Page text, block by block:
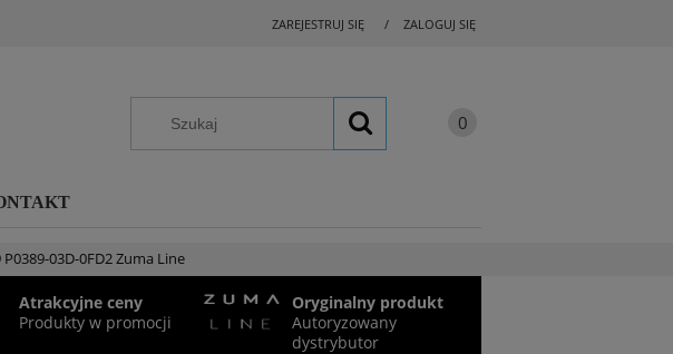
ZAREJESTRUJ SIĘ ZALOGUJ SIĘ
03D-0FD2 Zuma Line
Atrakcyjne ceny
Produkty w promocji
Oryginalny produkt
Autoryzowany
dystrybutor